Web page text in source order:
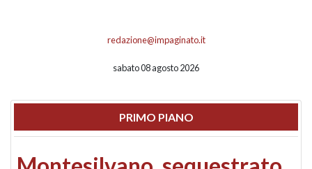
redazione@impaginato.it
sabato 08 agosto 2026
PRIMO PIANO